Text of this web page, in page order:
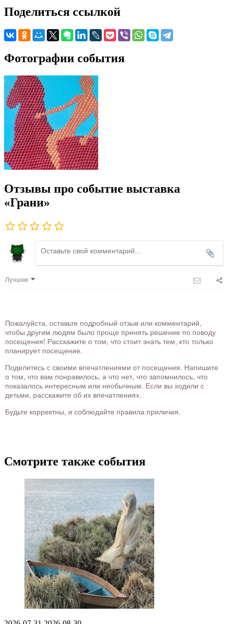
Поделиться ссылкой
Фотографии события
Отзывы про событие выставка
«Грани»
Лучшие
Пожалуйста, оставьте подробный отзыв или комментарий,
чтобы другим людям было проще принять решение по поводу
посещения! Расскажите о том, что стоит знать тем, кто только
планирует посещение.
Поделитесь с своими впечатлениями от посещения. Напишите
о том, что вам понравилось, а что нет, что запомнилось, что
показалось интересным или необычным. Если вы ходили с
детьми, расскажите об их впечатлениях.
Будьте корректны, и соблюдайте правила приличия.
Смотрите также события